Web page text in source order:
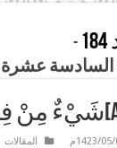
-
عشرة – جمادى
05/09م المقالات